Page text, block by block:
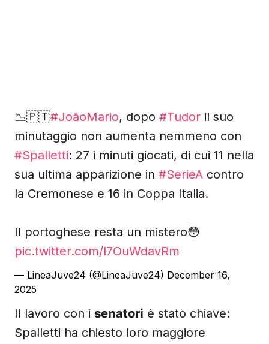
📉🇵🇹#JoãoMario, dopo #Tudor il suo
minutaggio non aumenta nemmeno con
#Spalletti: 27 i minuti giocati, di cui 11 nella
sua ultima apparizione in #SerieA contro
la Cremonese e 16 in Coppa Italia.
Il portoghese resta un mistero😳
pic.twitter.com/l7OuWdavRm
— LineaJuve24 (@LineaJuve24) December 16,
2025
Il lavoro con i senatori è stato chiave:
Spalletti ha chiesto loro maggiore